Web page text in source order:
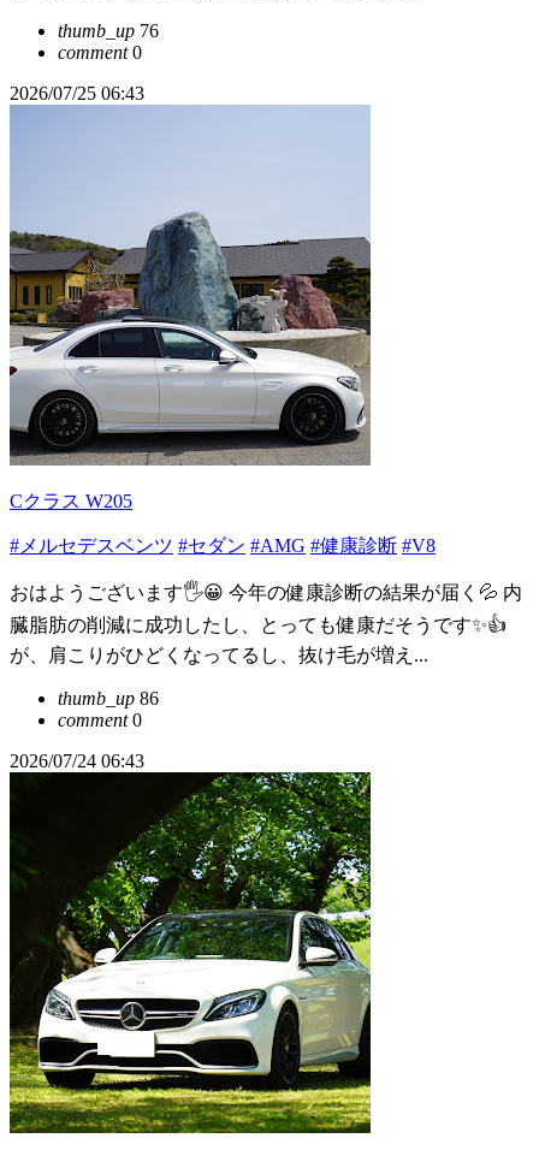
thumb_up 76
comment0
2026/07/25 06:43
Cクラス W205
#メルセデスベンツ #セダン #AMG #健康診断 #V8
おはようございます🖐😀 今年の健康診断の結果が届く💦 内
臓脂肪の削減に成功したし、とっても健康だそうです✨👍️
が、肩こりがひどくなってるし、抜け毛が増え...
thumb_up 86
comment0
2026/07/24 06:43